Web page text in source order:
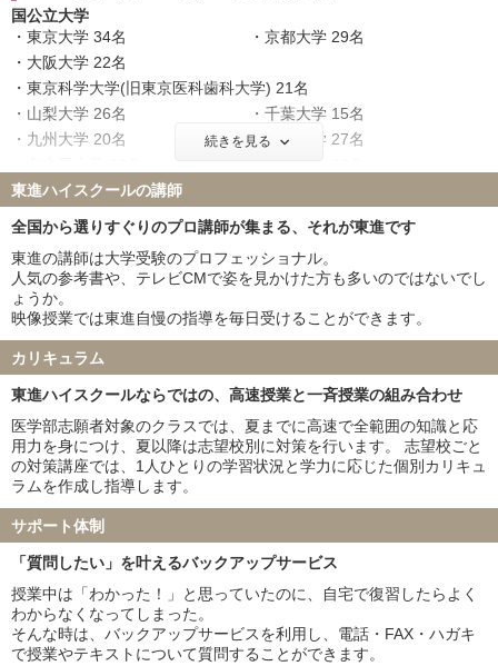
国公立大学
東京大学 34名
京都大学 29名
大阪大学 22名
東京科学大学(旧東京医科歯科大学) 21名
山梨大学 26名
千葉大学 15名
九州大学 20名
東北大学 27名
北海道大学 16名
横浜市立大学 11名
広島大学 21名
奈良県立医科大学 16名
筑波大学 18名
名古屋市立大学 14名
京都府立医科大学 9名
岡山大学 17名
信州大学 19名
金沢大学 23名
新潟大学 22名
浜松医科大学 16名
三重大学 22名
滋賀医科大学 10名
熊本大学 12名
和歌山県立医科大学 14名
群馬大学 13名
富山大学 14名
岐阜大学 23名
鹿児島大学 18名
山口大学 25名
愛媛大学 22名
香川大学 7名
福井大学 22名
弘前大学 19名
琉球大学 21名
札幌医科大学 24名
大分大学 5名
鳥取大学 13名
徳島大学 35名
旭川医科大学 21名
秋田大学 19名
山形大学 24名
福島県立医科大学 18名
続きを見る
東進ハイスクールの講師
全国から選りすぐりのプロ講師が集まる、それが東進です
東進の講師は大学受験のプロフェッショナル。
人気の参考書や、テレビCMで姿を見かけた方も多いのではないでし
ょうか。
映像授業では東進自慢の指導を毎日受けることができます。
カリキュラム
東進ハイスクールならではの、高速授業と一斉授業の組み合わせ
医学部志願者対象のクラスでは、夏までに高速で全範囲の知識と応
用力を身につけ、夏以降は志望校別に対策を行います。 志望校ごと
の対策講座では、1人ひとりの学習状況と学力に応じた個別カリキュ
ラムを作成し指導します。
サポート体制
「質問したい」を叶えるバックアップサービス
授業中は「わかった！」と思っていたのに、自宅で復習したらよく
わからなくなってしまった。
そんな時は、バックアップサービスを利用し、電話・FAX・ハガキ
で授業やテキストについて質問することができます。